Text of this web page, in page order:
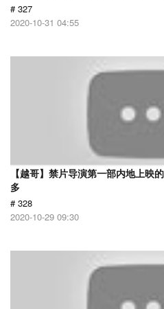
# 327
2020-10-31 04:55
【越哥】禁片导演第一部内地上映
多
# 328
2020-10-29 09:30